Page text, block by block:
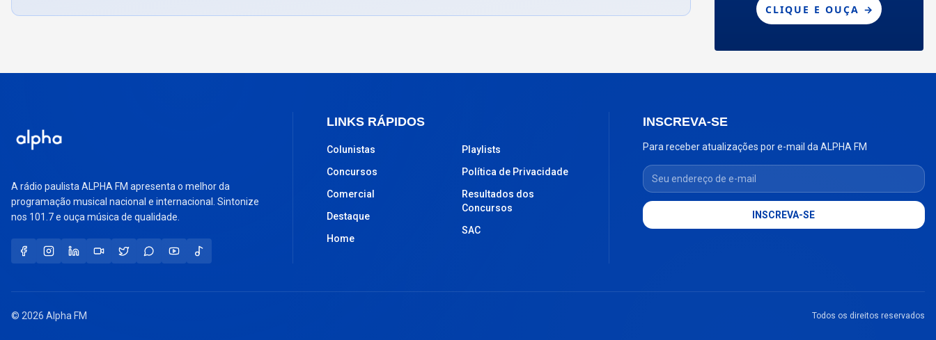
A rádio paulista ALPHA FM apresenta o melhor da
programação musical nacional e internacional. Sintonize
nos 101.7 e ouça música de qualidade.
LINKS RÁPIDOS
Colunistas
Concursos
Comercial
Destaque
Home
Playlists
Política de Privacidade
Resultados dos
Concursos
SAC
INSCREVA-SE
Para receber atualizações por e-mail da ALPHA FM
Seu endereço de e-mail
INSCREVA-SE
© 2026 Alpha FM Todos os direitos reservados